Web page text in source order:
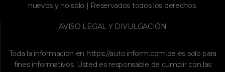
nuevos y no sólo | Reservados todos los derechos.
AVISO LEGAL Y DIVULGACIÓN
Toda la información en https://auto.inform.com.de es solo para
fines informativos. Usted es responsable de cumplir con las